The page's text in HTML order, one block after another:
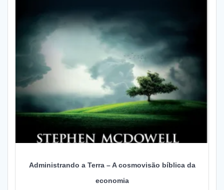
Administrando a Terra – A cosmovisão bíblica da
economia